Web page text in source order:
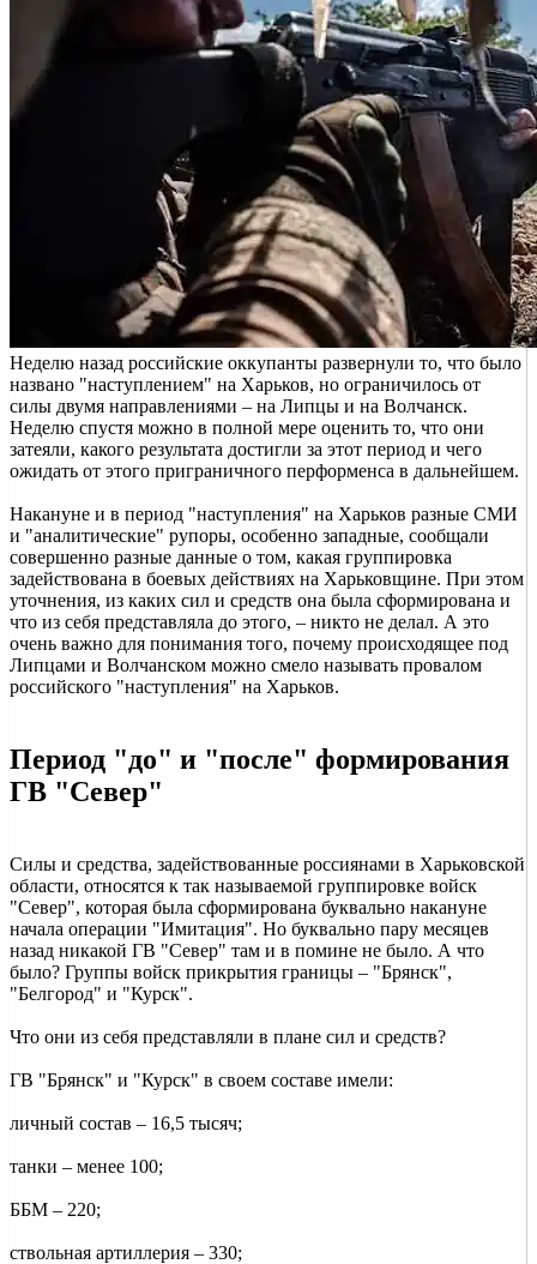
Неделю назад российские оккупанты развернули то, что было
названо "наступлением" на Харьков, но ограничилось от
силы двумя направлениями – на Липцы и на Волчанск.
Неделю спустя можно в полной мере оценить то, что они
затеяли, какого результата достигли за этот период и чего
ожидать от этого приграничного перформенса в дальнейшем.
Накануне и в период "наступления" на Харьков разные СМИ
и "аналитические" рупоры, особенно западные, сообщали
совершенно разные данные о том, какая группировка
задействована в боевых действиях на Харьковщине. При этом
уточнения, из каких сил и средств она была сформирована и
что из себя представляла до этого, – никто не делал. А это
очень важно для понимания того, почему происходящее под
Липцами и Волчанском можно смело называть провалом
российского "наступления" на Харьков.
Период "до" и "после" формирования
ГВ "Север"
Силы и средства, задействованные россиянами в Харьковской
области, относятся к так называемой группировке войск
"Север", которая была сформирована буквально накануне
начала операции "Имитация". Но буквально пару месяцев
назад никакой ГВ "Север" там и в помине не было. А что
было? Группы войск прикрытия границы – "Брянск",
"Белгород" и "Курск".
Что они из себя представляли в плане сил и средств?
ГВ "Брянск" и "Курск" в своем составе имели:
личный состав – 16,5 тысяч;
танки – менее 100;
ББМ – 220;
ствольная артиллерия – 330;